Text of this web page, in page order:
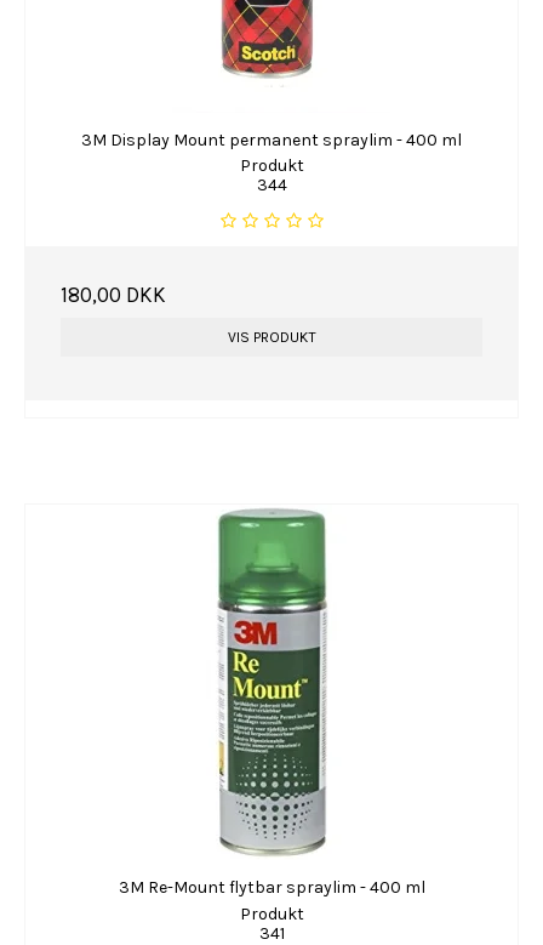
3M Display Mount permanent spraylim - 400 ml
Produkt
344
180,00 DKK
VIS PRODUKT
3M Re-Mount flytbar spraylim - 400 ml
Produkt
341